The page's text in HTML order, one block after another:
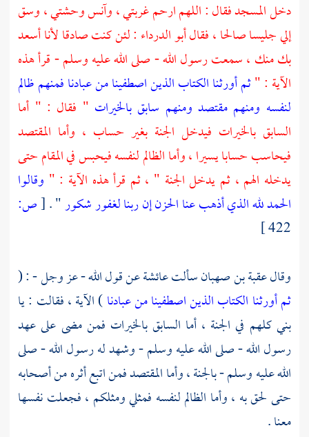
دخل المسجد فقال : اللهم ارحم غربتي ، وآنس وحشتي ، وسق
إلي جليسا صالحا ، فقالأبو الدرداء : لئن كنت صادقا لأنا أسعد
بك منك ، سمعت رسول الله - صلى الله عليه وسلم - قرأ هذه
الآية : "ثم أورثنا الكتاب الذين اصطفينا من عبادنا فمنهم ظالم
لنفسه ومنهم مقتصد ومنهم سابق بالخيرات " فقال : " أما
السابق بالخيرات فيدخل الجنة بغير حساب ، وأما المقتصد
فيحاسب حسابا يسيرا ، وأما الظالم لنفسه فيحبس في المقام حتى
يدخله الهم ، ثم يدخل الجنة " ، ثم قرأ هذه الآية : " وقالوا
الحمد لله الذي أذهب عنا الحزن إن ربنا لغفور شكور" .
[ص:
422 ]
وقالعقبة بن صهبانسألتعائشةعن قول الله - عز وجل - : (
ثم أورثنا الكتاب الذين اصطفينا من عبادنا) الآية ، فقالت : يا
بني كلهم في الجنة ، أما السابق بالخيرات فمن مضى على عهد
رسول الله - صلى الله عليه وسلم - وشهد له رسول الله - صلى
الله عليه وسلم - بالجنة ، وأما المقتصد فمن اتبع أثره من أصحابه
حتى لحق به ، وأما الظالم لنفسه فمثلي ومثلكم ، فجعلت نفسها
معنا .